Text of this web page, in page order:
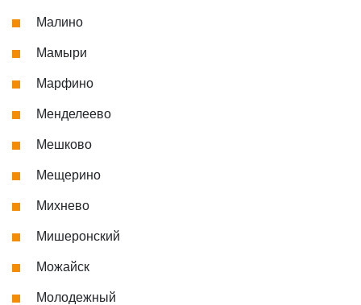
Малино
Мамыри
Марфино
Менделеево
Мешково
Мещерино
Михнево
Мишеронский
Можайск
Молодежный